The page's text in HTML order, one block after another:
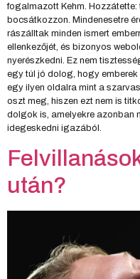
fogalmazott Kehm.
bocsátkozzon. Mindenesetre
rászálltak minden ismert
ellenkezőjét, és bizonyos
nyerészkedni. Ez nem
egy túl jó dolog, hogy
egy ilyen oldalra mint a
oszt meg, hiszen ezt nem is
dolgok is, amelyekre azonban
idegeskedni igazából.
után?